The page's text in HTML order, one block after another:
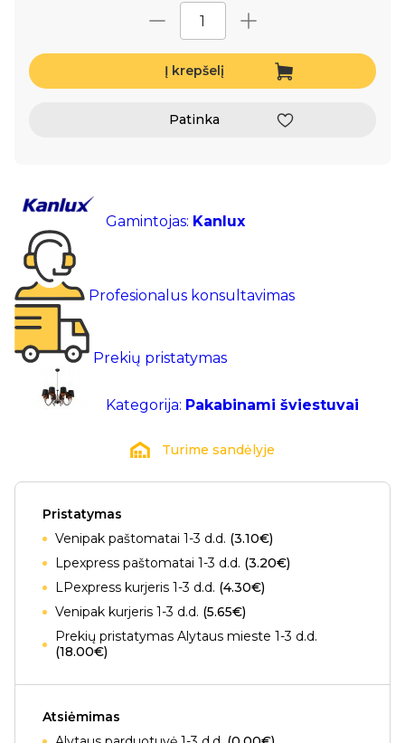
Į krepšelį
Patinka
Gamintojas: Kanlux
Profesionalus konsultavimas
Prekių pristatymas
Kategorija: Pakabinami šviestuvai
Turime sandėlyje
Pristatymas
Venipak paštomatai 1-3 d.d. (3.10€)
Lpexpress paštomatai 1-3 d.d. (3.20€)
LPexpress kurjeris 1-3 d.d. (4.30€)
Venipak kurjeris 1-3 d.d. (5.65€)
Prekių pristatymas Alytaus mieste 1-3 d.d.
(18.00€)
Atsiėmimas